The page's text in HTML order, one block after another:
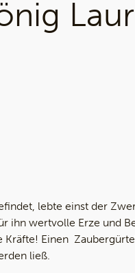
lebte einst der
ihn wertvolle Erze und
Einen
ließ.